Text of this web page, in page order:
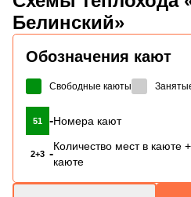
Белинский»
Обозначения кают
Свободные каюты
51 -Номера кают
2+3 -
Количество мест в каюте
каюте